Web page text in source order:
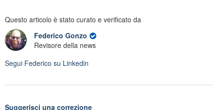
Questo articolo è stato curato e verificato da
Federico Gonzo
Revisore della news
Segui Federico su Linkedin
Suggerisci una correzione